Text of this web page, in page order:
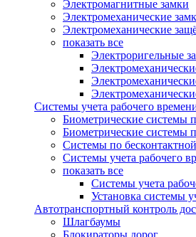
Электромагнитные замки
Электромеханические
Электромеханические
показать все
Электроригельные
Системы учета рабочего
Биометрические системы
Биометрические системы
Системы по
Системы учета рабочего
показать все
Системы учета
Установка системы
Автотранспортный контроль
Шлагбаумы
Блокираторы дорог